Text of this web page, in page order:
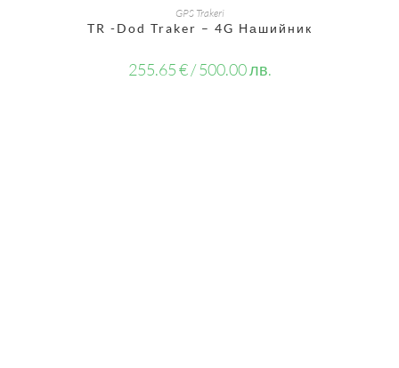
ОЩЕ
GPS Trakeri
TR -Dod Traker – 4G Нашийник
255.65€ / 500.00 лв.